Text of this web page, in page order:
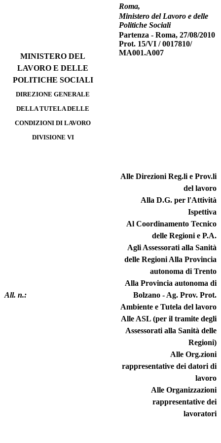
Roma,
Ministero del Lavoro e delle
Politiche Sociali
MINISTERO DEL
LAVORO E DELLE
POLITICHE SOCIALI
DIREZIONE GENERALE
DELLA TUTELA DELLE
CONDIZIONI DI LAVORO
DIVISIONE VI
Partenza - Roma, 27/08/2010
Prot. 15/VI / 0017810/
MA001.A007
All. n.:
Alle Direzioni Reg.li e Prov.li
del lavoro
Alla D.G. per l'Attività
Ispettiva
Al Coordinamento Tecnico
delle Regioni e P.A.
Agli Assessorati alla Sanità
delle Regioni Alla Provincia
autonoma di Trento
Alla Provincia autonoma di
Bolzano - Ag. Prov. Prot.
Ambiente e Tutela del lavoro
Alle ASL (per il tramite degli
Assessorati alla Sanità delle
Regioni)
Alle Org.zioni
rappresentative dei datori di
lavoro
Alle Organizzazioni
rappresentative dei
lavoratori